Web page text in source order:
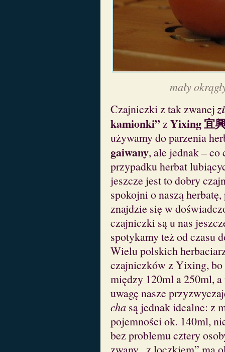
mały
Czajniczki z tak zwanej
kamionki”zYixing 宜
używamy do parzenia
gaiwany, ale jednak – co
przypadku herbat
jeszcze jest to dobry
spokojni o naszą
znajdzie się w
czajniczki są u nas
spotykamy też od czasu
Wielu polskich
czajniczków z Yixing,
między 120ml a 250ml, a
uwagę nasze
cha są jednak idealne: z
pojemności ok. 140ml,
bez problemu cztery